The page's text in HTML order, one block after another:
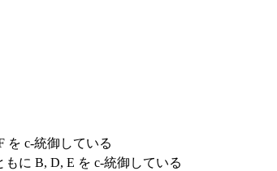
を c-統御している
に B, D, E を c-統御している